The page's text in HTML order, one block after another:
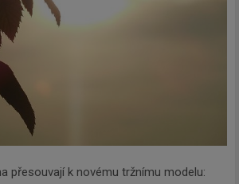
přesouvají k novému tržnímu modelu: